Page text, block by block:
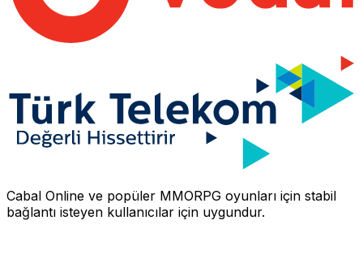
Cabal Online ve popüler MMORPG oyunları için stabil
bağlantı isteyen kullanıcılar için uygundur.